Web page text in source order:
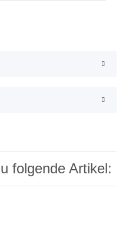
folgende Artikel: